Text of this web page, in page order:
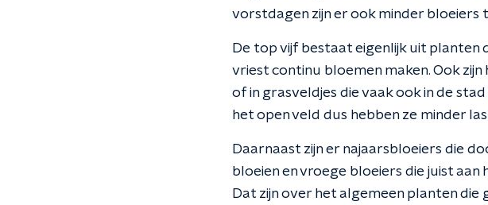
vorstdagen zijn er ook minder bloeiers
De top vijf bestaat eigenlijk uit planten
vriest continu bloemen maken. Ook
of in grasveldjes die vaak ook in de
het open veld dus hebben ze minder
Daarnaast zijn er najaarsbloeiers die
bloeien en vroege bloeiers die juist
Dat zijn over het algemeen planten die